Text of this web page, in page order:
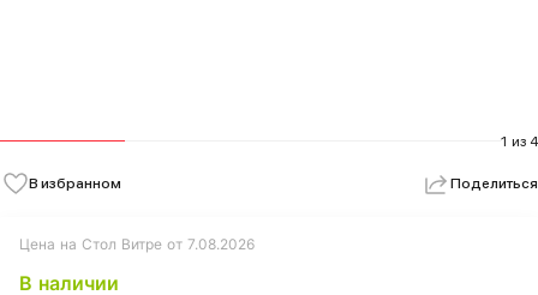
1 из 4
В избранном Поделиться
Цена на Стол Витре от 7.08.2026
В наличии